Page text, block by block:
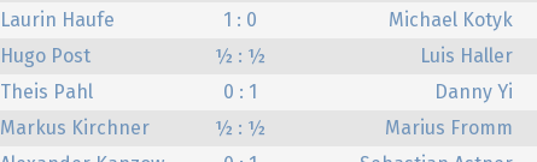
Laurin Haufe 1 : 0 Michael Kotyk
Hugo Post ½ : ½ Luis Haller
Theis Pahl 0 : 1 Danny Yi
Markus Kirchner ½ : ½ Marius Fromm